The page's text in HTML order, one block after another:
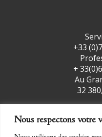
Nous respectons votre
+33
+
Au
32
facebook